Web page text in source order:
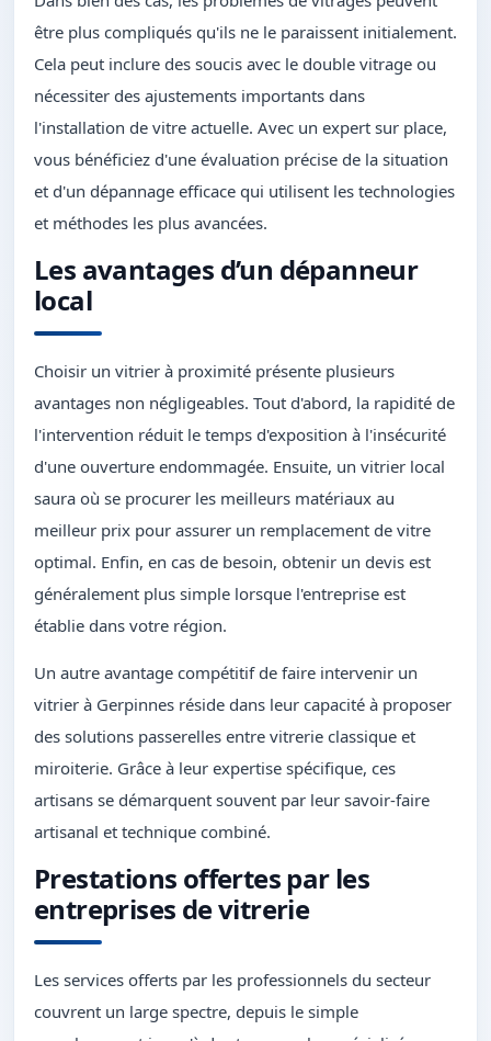
être plus compliqués qu'ils ne le paraissent initialement.
Cela peut inclure des soucis avec le double vitrage ou
nécessiter des ajustements importants dans
l'installation de vitre actuelle. Avec un expert sur place,
vous bénéficiez d'une évaluation précise de la situation
et d'un dépannage efficace qui utilisent les technologies
et méthodes les plus avancées.
Les avantages d’un dépanneur
local
Choisir un vitrier à proximité présente plusieurs
avantages non négligeables. Tout d'abord, la rapidité de
l'intervention réduit le temps d'exposition à l'insécurité
d'une ouverture endommagée. Ensuite, un vitrier local
saura où se procurer les meilleurs matériaux au
meilleur prix pour assurer un remplacement de vitre
optimal. Enfin, en cas de besoin, obtenir un devis est
généralement plus simple lorsque l'entreprise est
établie dans votre région.
Un autre avantage compétitif de faire intervenir un
vitrier à Gerpinnes réside dans leur capacité à proposer
des solutions passerelles entre vitrerie classique et
miroiterie. Grâce à leur expertise spécifique, ces
artisans se démarquent souvent par leur savoir-faire
artisanal et technique combiné.
Prestations offertes par les
entreprises de vitrerie
Les services offerts par les professionnels du secteur
couvrent un large spectre, depuis le simple